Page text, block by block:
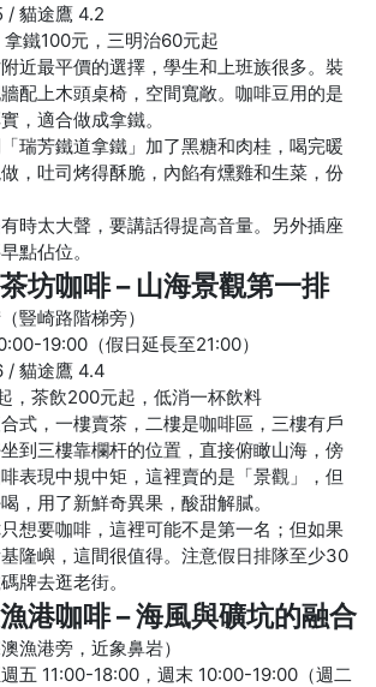
/ 貓途鷹 4.2
鐵100元，三明治60元起
近最平價的選擇，學生和上班族很多。裝
配上木頭桌椅，空間寬敞。咖啡豆用的是
，適合做成拿鐵。
瑞芳鐵道拿鐵」加了黑糖和肉桂，喝完暖
，吐司烤得酥脆，內餡有燻雞和生菜，份
時太大聲，要講話得提高音量。另外插座
點佔位。
坊咖啡 – 山海景觀第一排
豎崎路階梯旁）
19:00（假日延長至21:00）
/ 貓途鷹 4.4
，茶飲200元起，低消一杯飲料
式，一樓賣茶，二樓是咖啡區，三樓有戶
到三樓靠欄杆的位置，直接俯瞰山海，傍
表現中規中矩，這裡賣的是「景觀」，但
，用了新鮮奇異果，酸甜解膩。
想要咖啡，這裡可能不是第一名；但如果
隆嶼，這間很值得。注意假日排隊至少30
牌去逛老街。
港咖啡 – 海風與礦坑的融合
漁港旁，近象鼻岩）
五 11:00-18:00，週末 10:00-19:00（週二